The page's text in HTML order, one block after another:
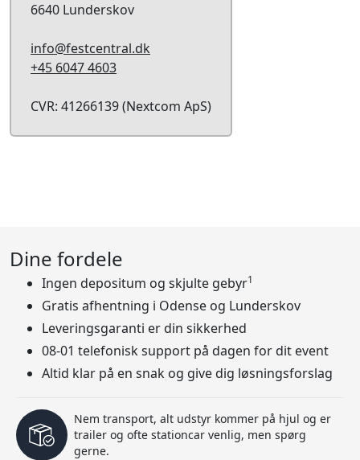
6640 Lunderskov
info@festcentral.dk
+45 6047 4603
CVR: 41266139 (Nextcom ApS)
Dine fordele
Ingen depositum og skjulte gebyr1
Gratis afhentning i Odense og Lunderskov
Leveringsgaranti er din sikkerhed
08-01 telefonisk support på dagen for dit event
Altid klar på en snak og give dig løsningsforslag
Nem transport, alt udstyr kommer på hjul og er
trailer og ofte stationcar venlig, men spørg
gerne.